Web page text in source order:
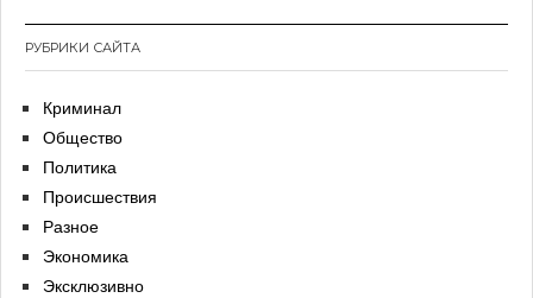
РУБРИКИ САЙТА
Криминал
Общество
Политика
Происшествия
Разное
Экономика
Эксклюзивно